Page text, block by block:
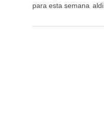
para esta semana aldi